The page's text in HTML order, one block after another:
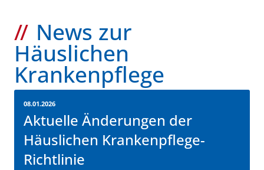
News zur
Häuslichen
Krankenpflege
08.01.2026
Aktuelle Änderungen der
Häuslichen Krankenpflege-
Richtlinie